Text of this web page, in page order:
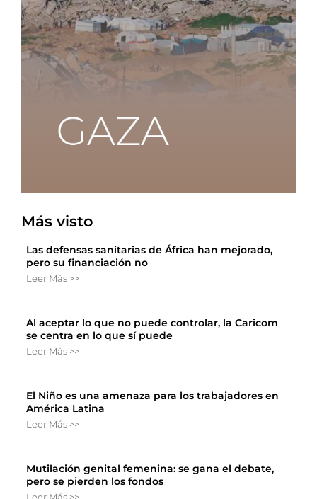
Más visto
Las defensas sanitarias de África han mejorado,
pero su financiación no
Leer Más >>
Al aceptar lo que no puede controlar, la Caricom
se centra en lo que sí puede
Leer Más >>
El Niño es una amenaza para los trabajadores en
América Latina
Leer Más >>
Mutilación genital femenina: se gana el debate,
pero se pierden los fondos
Leer Más >>